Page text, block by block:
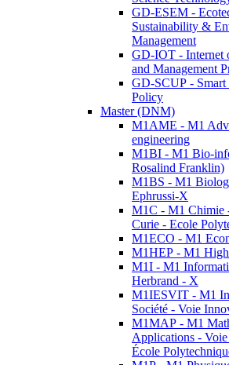
GD-ESEM -
Sustainability &
Management
GD-IOT - Internet
and Management
GD-SCUP - Smart
Policy
Master (DNM)
M1AME - M1
engineering
M1BI - M1 Bio-
Rosalind Franklin)
M1BS - M1
Ephrussi-X
M1C - M1 Chimie
Curie - Ecole
M1ECO - M1
M1HEP - M1
M1I - M1
Herbrand - X
M1IESVIT - M1
Société - Voie
M1MAP - M1
Applications - Voie
École